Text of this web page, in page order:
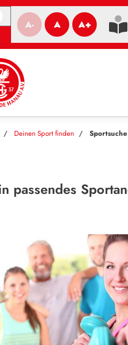
A- A A+
Deinen Sport finden Sportsuche
passendes